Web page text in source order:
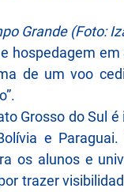
Grande (Foto:
hospedagem
de um voo
Grosso do Sul
e Paraguai.
os alunos e
trazer